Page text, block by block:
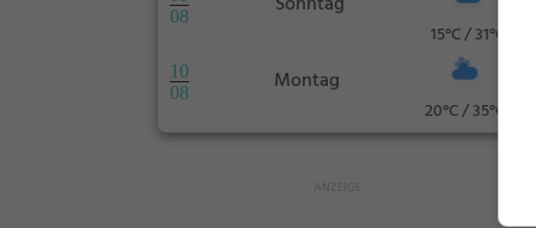
08
15°C / 31°C
10
08
Montag
20°C / 35°C